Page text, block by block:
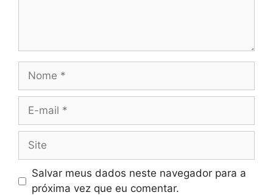
Nome
Site
Salvar meus dados neste navegador para a
próxima vez que eu comentar.